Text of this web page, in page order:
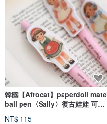
韓國【Afrocat】paperdoll mate
ball pen〈Sally〉復古娃娃 可愛
NT$ 115